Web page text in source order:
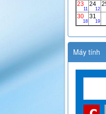
Máy tính